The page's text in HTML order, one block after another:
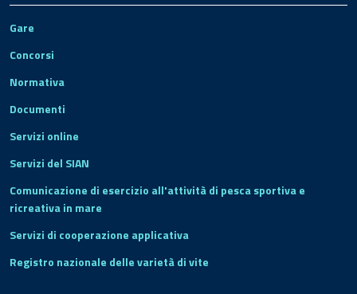
Gare
Concorsi
Normativa
Documenti
Servizi online
Servizi del SIAN
Comunicazione di esercizio all'attività di pesca sportiva e
ricreativa in mare
Servizi di cooperazione applicativa
Registro nazionale delle varietà di vite